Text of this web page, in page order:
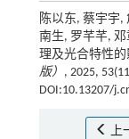
陈以东, 蔡宇宇,
南生, 罗芊芊,
理及光合特性的
版） , 2025,
DOI:10.13207/
上